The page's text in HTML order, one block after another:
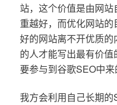
站，这个价值是由网
重越好，而优化网站的
好的网站离不开优质
的人才能写出最有价
要参与到谷歌SEO中来
我方会利用自己长期